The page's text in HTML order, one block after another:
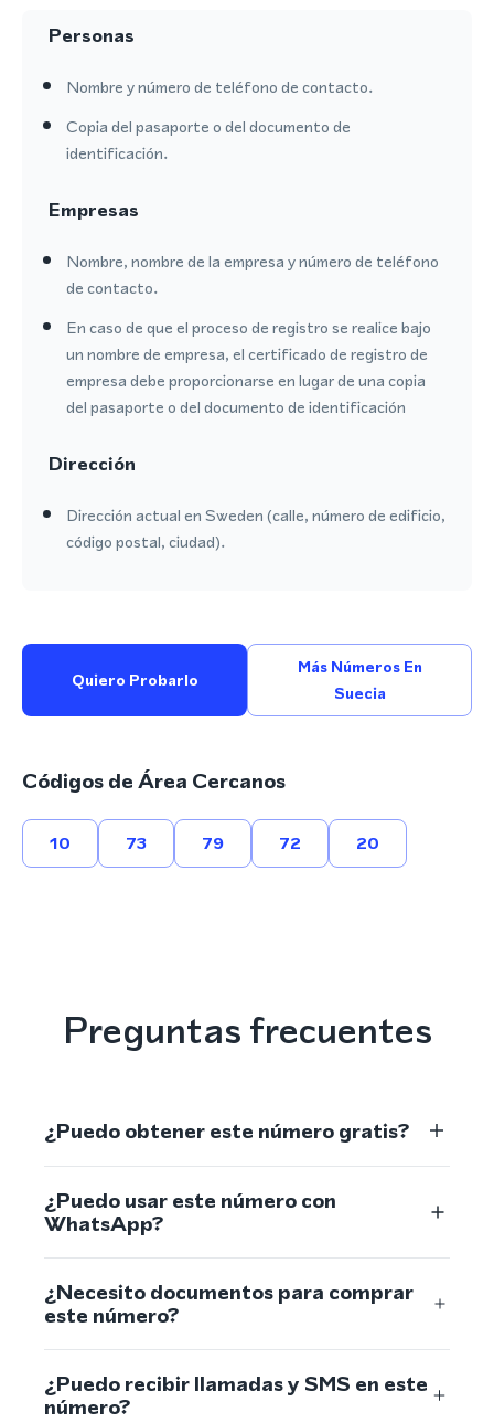
Personas
Nombre y número de teléfono de contacto.
Copia del pasaporte o del documento de
identificación.
Empresas
Nombre, nombre de la empresa y número de teléfono
de contacto.
En caso de que el proceso de registro se realice bajo
un nombre de empresa, el certificado de registro de
empresa debe proporcionarse en lugar de una copia
del pasaporte o del documento de identificación
Dirección
Dirección actual en Sweden (calle, número de edificio,
código postal, ciudad).
Quiero Probarlo
Más Números En
Suecia
Códigos de Área Cercanos
10 73 79 72 20
Preguntas frecuentes
¿Puedo obtener este número gratis?
¿Puedo usar este número con
WhatsApp?
¿Necesito documentos para comprar
este número?
¿Puedo recibir llamadas y SMS en este
número?